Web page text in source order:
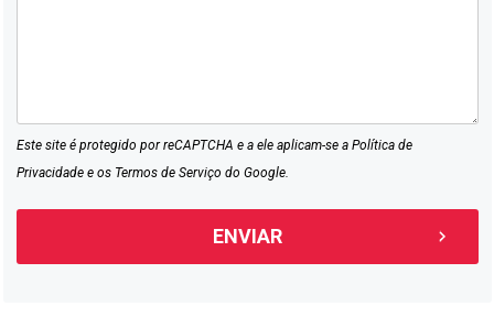
Este site é protegido por reCAPTCHA e a ele aplicam-se a Política de
Privacidadee os Termos de Serviço do Google.